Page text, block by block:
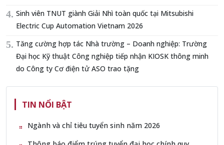
Sinh viên TNUT giành Giải Nhì toàn quốc tại Mitsubishi
Electric Cup Automation Vietnam 2026
Tăng cường hợp tác Nhà trường – Doanh nghiệp: Trường
Đại học Kỹ thuật Công nghiệp tiếp nhận KIOSK thông minh
do Công ty Cơ điện tử ASO trao tặng
TIN NỔI BẬT
Ngành và chỉ tiêu tuyển sinh năm 2026